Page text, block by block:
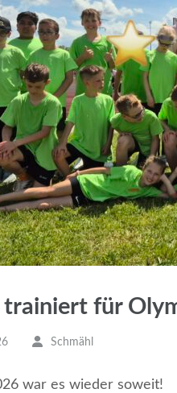
trainiert für
Schmähl
war es wieder soweit!